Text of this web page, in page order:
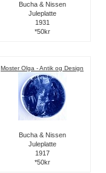
Bucha & Nissen
Juleplatte
1931
*50kr
Moster Olga - Antik og Design
Bucha & Nissen
Juleplatte
1917
*50kr